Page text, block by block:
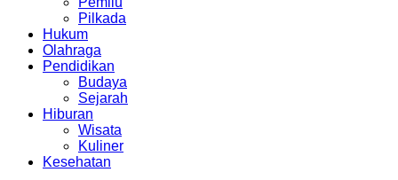
Pilkada
Hukum
Olahraga
Pendidikan
Budaya
Sejarah
Hiburan
Wisata
Kuliner
Kesehatan